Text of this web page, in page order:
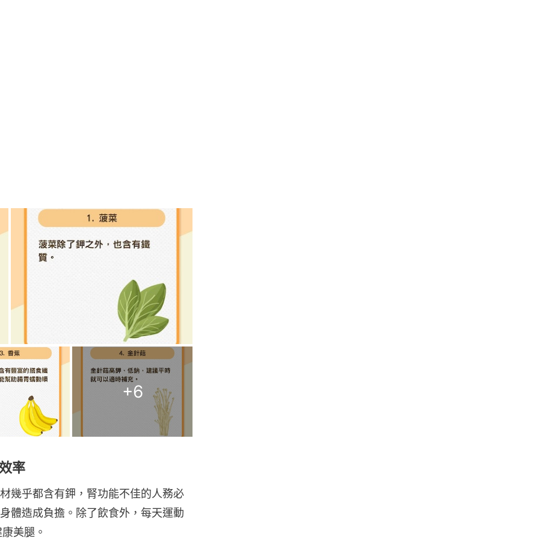
+6
率
幾乎都含有鉀，腎功能不佳的人務必
體造成負擔。除了飲食外，每天運動
美腿。